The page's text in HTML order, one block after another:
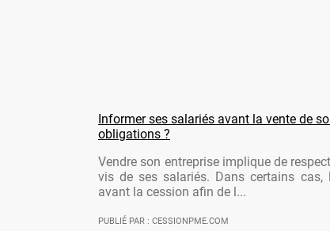
Informer ses salariés avant la vente de
obligations ?
Vendre son entreprise implique de
vis de ses salariés. Dans certains
avant la cession afin de l...
PUBLIÉ PAR : CESSIONPME.COM